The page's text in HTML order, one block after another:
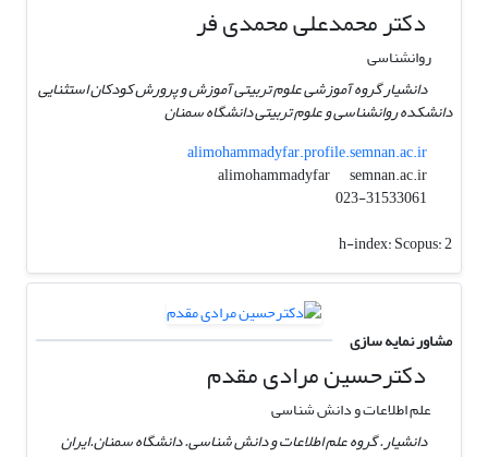
دکتر محمدعلی محمدی فر
روانشناسی
دانشیار گروه آموزشی علوم تربیتی آموزش و پرورش کودکان استثنایی
دانشکده روانشناسی و علوم تربیتی دانشگاه سمنان
alimohammadyfar.profile.semnan.ac.ir
alimohammadyfar
semnan.ac.ir
h-index:Scopus: 2
مشاور نمایه سازی
دکترحسین مرادی مقدم
علم اطلاعات و دانش شناسی
دانشیار. گروه علم اطلاعات و دانش شناسی. دانشگاه سمنان.ایران